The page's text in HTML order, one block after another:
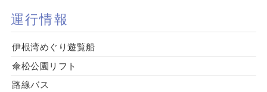
運行情報
伊根湾めぐり遊覧船
傘松公園リフト
路線バス